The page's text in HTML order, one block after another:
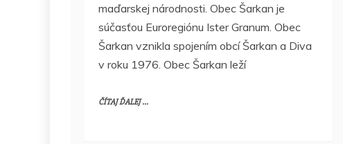
maďarskej národnosti. Obec Šarkan je
súčasťou Euroregiónu Ister Granum. Obec
Šarkan vznikla spojením obcí Šarkan a Diva
v roku 1976. Obec Šarkan leží
ČÍTAJ ĎALEJ ...